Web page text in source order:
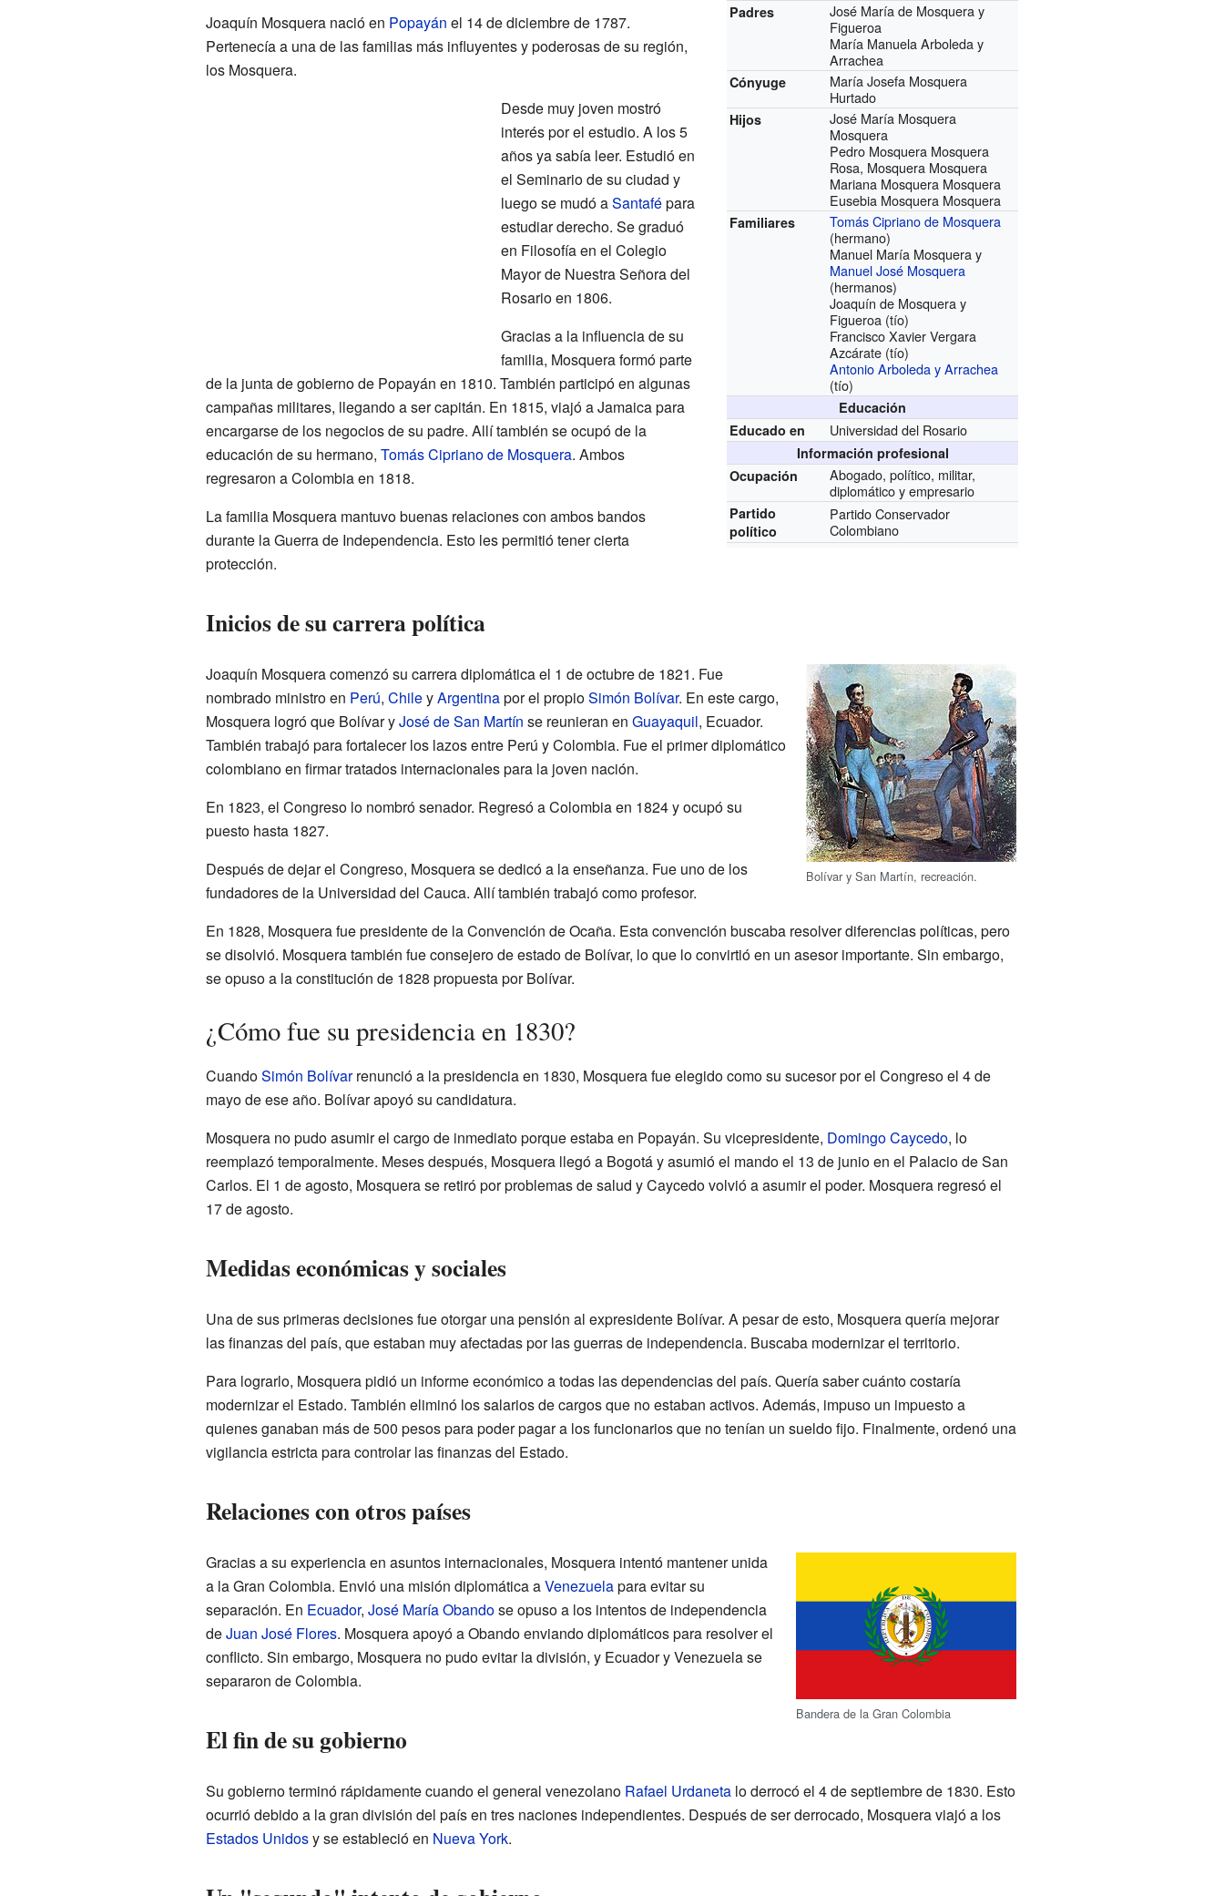
Padres
José María de Mosquera y
Figueroa
María Manuela Arboleda y
Arrachea
Cónyuge
María Josefa Mosquera
Hurtado
Hijos
José María Mosquera
Mosquera
Pedro Mosquera Mosquera
Rosa, Mosquera Mosquera
Mariana Mosquera Mosquera
Eusebia Mosquera Mosquera
Familiares
Tomás Cipriano de Mosquera
(hermano)
Manuel María Mosquera y
Manuel José Mosquera
(hermanos)
Joaquín de Mosquera y
Figueroa (tío)
Francisco Xavier Vergara
Azcárate (tío)
Antonio Arboleda y Arrachea
(tío)
Educación
Educado en
Universidad del Rosario
Información profesional
Ocupación
Abogado, político, militar,
diplomático y empresario
Partido
político
Partido Conservador
Colombiano
Joaquín Mosquera nació en Popayán el 14 de diciembre de 1787.
Pertenecía a una de las familias más influyentes y poderosas de su región,
los Mosquera.
Desde muy joven mostró
interés por el estudio. A los 5
años ya sabía leer. Estudió en
el Seminario de su ciudad y
luego se mudó aSantafépara
estudiar derecho. Se graduó
en Filosofía en el Colegio
Mayor de Nuestra Señora del
Rosario en 1806.
Gracias a la influencia de su
familia, Mosquera formó parte
de la junta de gobierno de Popayán en 1810. También participó en algunas
campañas militares, llegando a ser capitán. En 1815, viajó a Jamaica para
encargarse de los negocios de su padre. Allí también se ocupó de la
educación de su hermano, Tomás Cipriano de Mosquera. Ambos
regresaron a Colombia en 1818.
La familia Mosquera mantuvo buenas relaciones con ambos bandos
durante la Guerra de Independencia. Esto les permitió tener cierta
protección.
Inicios de su carrera política
Bolívar y San Martín, recreación.
Joaquín Mosquera comenzó su carrera diplomática el 1 de octubre de 1821. Fue
nombrado ministro en Perú, ChileyArgentinapor el propioSimón Bolívar. En este cargo,
Mosquera logró que Bolívar yJosé de San Martín se reunieran en Guayaquil, Ecuador.
También trabajó para fortalecer los lazos entre Perú y Colombia. Fue el primer diplomático
colombiano en firmar tratados internacionales para la joven nación.
En 1823, el Congreso lo nombró senador. Regresó a Colombia en 1824 y ocupó su
puesto hasta 1827.
Después de dejar el Congreso, Mosquera se dedicó a la enseñanza. Fue uno de los
fundadores de la Universidad del Cauca. Allí también trabajó como profesor.
En 1828, Mosquera fue presidente de la Convención de Ocaña. Esta convención buscaba resolver diferencias políticas, pero
se disolvió. Mosquera también fue consejero de estado de Bolívar, lo que lo convirtió en un asesor importante. Sin embargo,
se opuso a la constitución de 1828 propuesta por Bolívar.
¿Cómo fue su presidencia en 1830?
CuandoSimón Bolívarrenunció a la presidencia en 1830, Mosquera fue elegido como su sucesor por el Congreso el 4 de
mayo de ese año. Bolívar apoyó su candidatura.
Mosquera no pudo asumir el cargo de inmediato porque estaba en Popayán. Su vicepresidente, Domingo Caycedo, lo
reemplazó temporalmente. Meses después, Mosquera llegó a Bogotá y asumió el mando el 13 de junio en el Palacio de San
Carlos. El 1 de agosto, Mosquera se retiró por problemas de salud y Caycedo volvió a asumir el poder. Mosquera regresó el
17 de agosto.
Medidas económicas y sociales
Una de sus primeras decisiones fue otorgar una pensión al expresidente Bolívar. A pesar de esto, Mosquera quería mejorar
las finanzas del país, que estaban muy afectadas por las guerras de independencia. Buscaba modernizar el territorio.
Para lograrlo, Mosquera pidió un informe económico a todas las dependencias del país. Quería saber cuánto costaría
modernizar el Estado. También eliminó los salarios de cargos que no estaban activos. Además, impuso un impuesto a
quienes ganaban más de 500 pesos para poder pagar a los funcionarios que no tenían un sueldo fijo. Finalmente, ordenó una
vigilancia estricta para controlar las finanzas del Estado.
Relaciones con otros países
Bandera de la Gran Colombia
Gracias a su experiencia en asuntos internacionales, Mosquera intentó mantener unida
a la Gran Colombia. Envió una misión diplomática aVenezuelapara evitar su
separación. En Ecuador, José María Obandose opuso a los intentos de independencia
deJuan José Flores. Mosquera apoyó a Obando enviando diplomáticos para resolver el
conflicto. Sin embargo, Mosquera no pudo evitar la división, y Ecuador y Venezuela se
separaron de Colombia.
El fin de su gobierno
Su gobierno terminó rápidamente cuando el general venezolano Rafael Urdanetalo derrocó el 4 de septiembre de 1830. Esto
ocurrió debido a la gran división del país en tres naciones independientes. Después de ser derrocado, Mosquera viajó a los
Estados Unidosy se estableció en Nueva York.